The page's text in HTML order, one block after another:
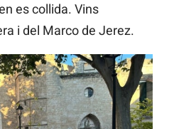
es collida. Vins
i del Marco de Jerez.